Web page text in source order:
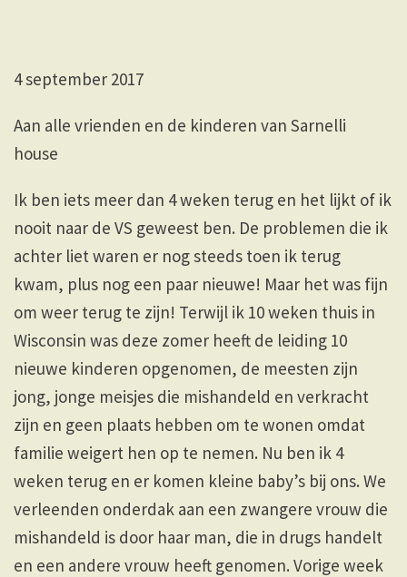
4 september 2017
Aan alle vrienden en de kinderen van Sarnelli
house
Ik ben iets meer dan 4 weken terug en het lijkt of ik
nooit naar de VS geweest ben. De problemen die ik
achter liet waren er nog steeds toen ik terug
kwam, plus nog een paar nieuwe! Maar het was fijn
om weer terug te zijn! Terwijl ik 10 weken thuis in
Wisconsin was deze zomer heeft de leiding 10
nieuwe kinderen opgenomen, de meesten zijn
jong, jonge meisjes die mishandeld en verkracht
zijn en geen plaats hebben om te wonen omdat
familie weigert hen op te nemen. Nu ben ik 4
weken terug en er komen kleine baby’s bij ons. We
verleenden onderdak aan een zwangere vrouw die
mishandeld is door haar man, die in drugs handelt
en een andere vrouw heeft genomen. Vorige week